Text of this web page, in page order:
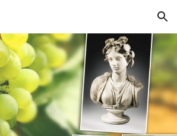
Skip to navigation